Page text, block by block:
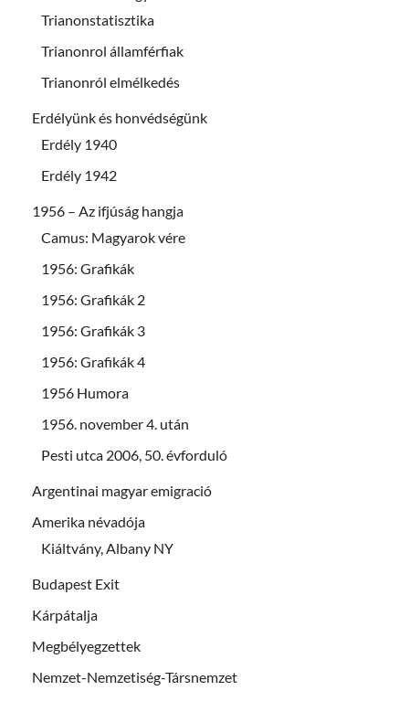
Trianonstatisztika
Trianonrol államférfiak
Trianonról elmélkedés
Erdélyünk és honvédségünk
Erdély 1940
Erdély 1942
1956 – Az ifjúság hangja
Camus: Magyarok vére
1956: Grafikák
1956: Grafikák 2
1956: Grafikák 3
1956: Grafikák 4
1956 Humora
1956. november 4. után
Pesti utca 2006, 50. évforduló
Argentinai magyar emigració
Amerika névadója
Kiáltvány, Albany NY
Budapest Exit
Kárpátalja
Megbélyegzettek
Nemzet-Nemzetiség-Társnemzet